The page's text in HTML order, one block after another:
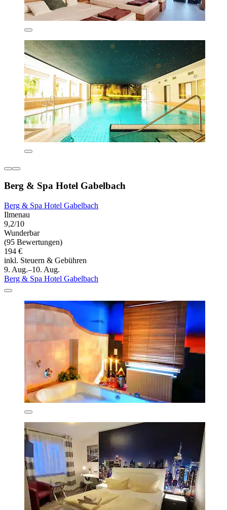
Berg & Spa Hotel Gabelbach
Berg & Spa Hotel Gabelbach
Ilmenau
9,2/10
Wunderbar
(95 Bewertungen)
194 €
inkl. Steuern & Gebühren
9. Aug.–10. Aug.
Berg & Spa Hotel Gabelbach